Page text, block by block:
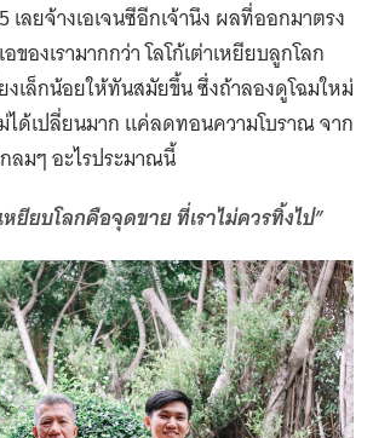
เลยจ้างเอเจนซีอีกเจ้านึง ผลที่ออกมาตรง
ของเรามากกว่า โลโก้เต่าเหยียบลูกโลก
เล็กน้อยให้ทันสมัยขึ้น ซึ่งถ้าลองดูโฉมใหม่
ได้เปลี่ยนมาก แค่ลดทอนความโบราณ จาก
ลมๆ อะไรประมาณนี้
หยียบโลกคือจุดขาย ที่เราไม่ควรทิ้งไป”